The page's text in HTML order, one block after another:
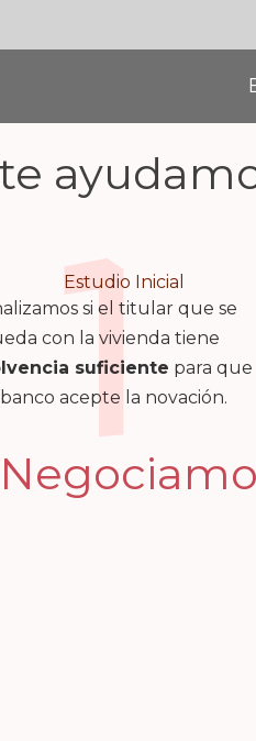
Estudio Inicial
1
si el titular que se
con la vivienda tiene
suficiente para que
acepte la novación.